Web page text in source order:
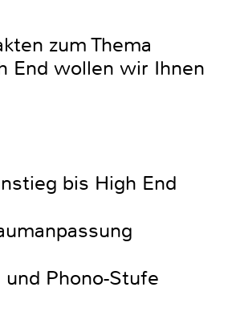
zum Thema
End wollen wir Ihnen
bis High End
Phono-Stufe